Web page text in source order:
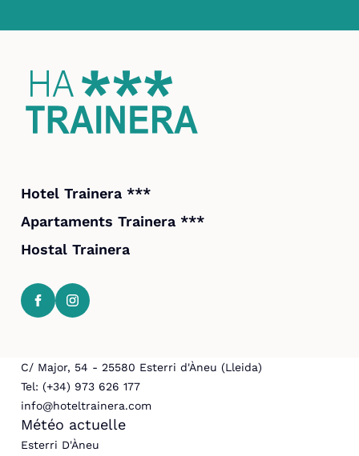
Hotel Trainera ***
Apartaments Trainera ***
Hostal Trainera
C/ Major, 54 - 25580 Esterri d'Àneu (Lleida)
Tel: (+34) 973 626 177
info@hoteltrainera.com
Météo actuelle
Esterri D'Àneu